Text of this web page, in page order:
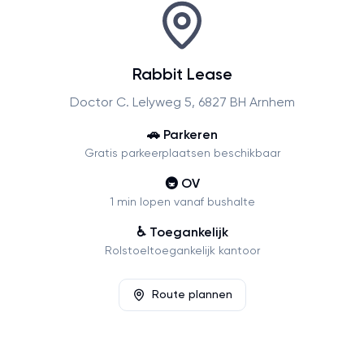
Rabbit Lease
Doctor C. Lelyweg 5, 6827 BH Arnhem
🚗 Parkeren
Gratis parkeerplaatsen beschikbaar
🚇 OV
1 min lopen vanaf bushalte
♿ Toegankelijk
Rolstoeltoegankelijk kantoor
Route plannen